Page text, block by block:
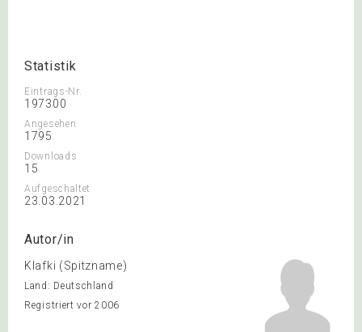
Statistik
Eintrags-Nr.
197300
Angesehen
1795
Downloads
15
Aufgeschaltet
23.03.2021
Autor/in
Klafki (Spitzname)
Land: Deutschland
Registriert vor 2006